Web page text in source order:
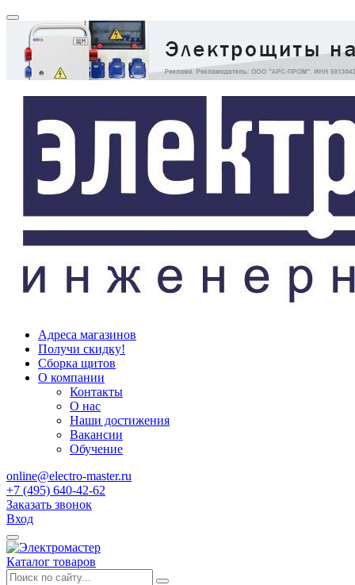
Адреса магазинов
Получи скидку!
Сборка щитов
О компании
Контакты
О нас
Наши достижения
Вакансии
Обучение
online@electro-master.ru
+7 (495) 640-42-62
Заказать звонок
Вход
Каталог товаров